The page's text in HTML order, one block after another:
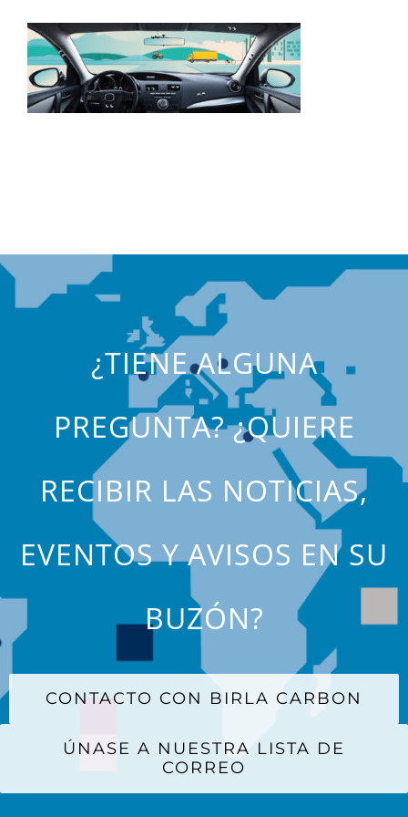
¿TIENE ALGUNA
PREGUNTA? ¿QUIERE
RECIBIR LAS NOTICIAS,
EVENTOS Y AVISOS EN SU
BUZÓN?
CONTACTO CON BIRLA CARBON
ÚNASE A NUESTRA LISTA DE
CORREO